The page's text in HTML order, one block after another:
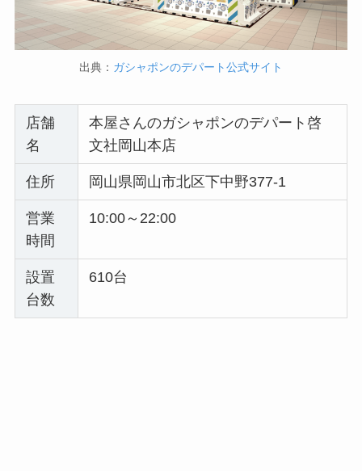
出典： ガシャポンのデパート公式サイト
店舗
名
本屋さんのガシャポンのデパート啓
文社岡山本店
住所 岡山県岡山市北区下中野377-1
営業
時間
10:00～22:00
設置
台数
610台